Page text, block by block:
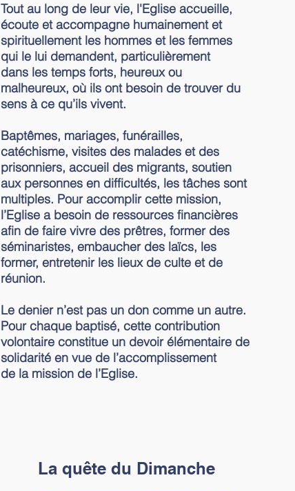
Tout au long de leur vie, l'Eglise accueille,
écoute et accompagne humainement et
spirituellement les hommes et les femmes
qui le lui demandent, particulièrement
dans les temps forts, heureux ou
malheureux, où ils ont besoin de trouver du
sens à ce qu’ils vivent.
Baptêmes, mariages, funérailles,
catéchisme, visites des malades et des
prisonniers, accueil des migrants, soutien
aux personnes en difficultés, les tâches sont
multiples. Pour accomplir cette mission,
l’Eglise a besoin de ressources financières
afin de faire vivre des prêtres, former des
séminaristes, embaucher des laïcs, les
former, entretenir les lieux de culte et de
réunion.
Le denier n’est pas un don comme un autre.
Pour chaque baptisé, cette contribution
volontaire constitue un devoir élémentaire de
solidarité en vue de l’accomplissement
de la mission de l’Eglise.
La quête du Dimanche